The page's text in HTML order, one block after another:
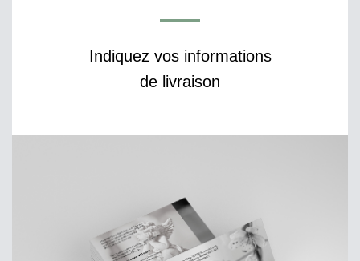
Indiquez vos informations
de livraison